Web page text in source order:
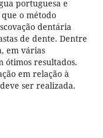
portuguesa e
que o método
dentária
de dente. Dentre
em várias
ótimos resultados.
em relação à
ser realizada.